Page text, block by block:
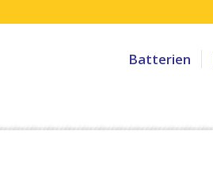
Batterien